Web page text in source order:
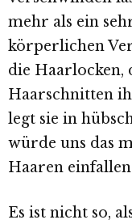
mehr als ein
körperlichen
die Haarlocken,
Haarschnitten
legt sie in
würde uns das
Haaren
Es ist nicht so,